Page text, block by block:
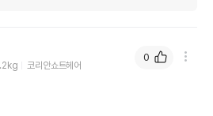
코리안쇼트헤어
0